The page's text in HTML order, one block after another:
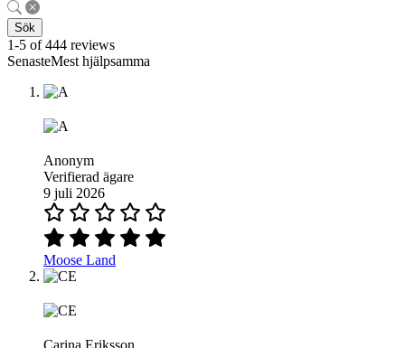
Sök
1-5 of 444 reviews
SenasteMest hjälpsamma
Anonym
Verifierad ägare
9 juli 2026
Moose Land
Carina Eriksson